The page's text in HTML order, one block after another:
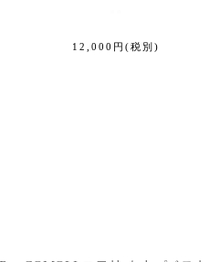
12,000 円 (税別)